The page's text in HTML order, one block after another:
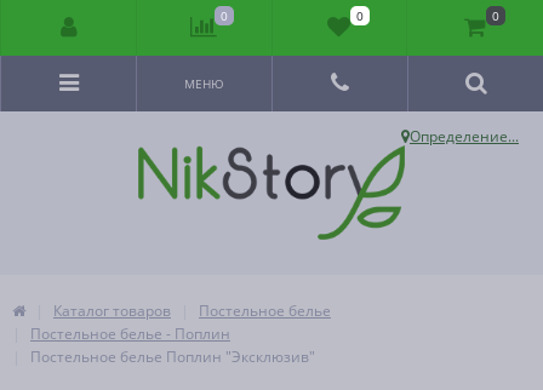
Определение...
МЕНЮ
Каталог товаров
Постельное белье
Постельное белье - Поплин
Постельное белье Поплин "Эксклюзив"
0 0 0